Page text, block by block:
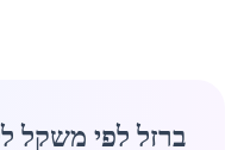
ברזל לפי משקל